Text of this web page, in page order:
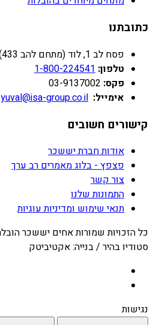
כתובתנו
פסח לב 1, לוד (מתחם להב 433)
טלפון: 1-800-224541
פקס: 03-9137002
אימייל: yuval@isa-group.co.il
קישורים חשובים
אודות חברת יששכר
פצפץ - בלוג מאמרים רב ערך
צור קשר
התמונות שלנו
תנאי שימוש ומדיניות עוגיות
סטודיו בהיר / בנייה: אקטיביטק
נגישות